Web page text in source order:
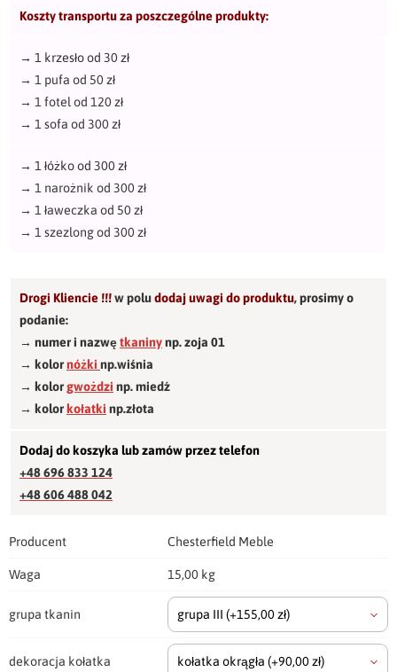
Koszty transportu za poszczególne produkty:
→ 1 krzesło od 30 zł
→ 1 pufa od 50 zł
→ 1 fotel od 120 zł
→ 1 sofa od 300 zł
→ 1 łóżko od 300 zł
→ 1 narożnik od 300 zł
→ 1 ławeczka od 50 zł
→ 1 szezlong od 300 zł
Drogi Kliencie !!!w poludodaj uwagi do produktu,prosimy o
podanie:
→ numer i nazwętkaninynp. zoja 01
→ kolornóżki np.wiśnia
→ kolorgwożdzi np. miedź
→ kolorkołatki np.złota
Dodaj do koszyka lub zamów przez telefon
+48 696 833 124
+48 606 488 042
Producent Chesterfield Meble
Waga 15,00 kg
grupa tkanin grupa III (+155,00 zł)
dekoracja kołatka kołatka okrągła (+90,00 zł)